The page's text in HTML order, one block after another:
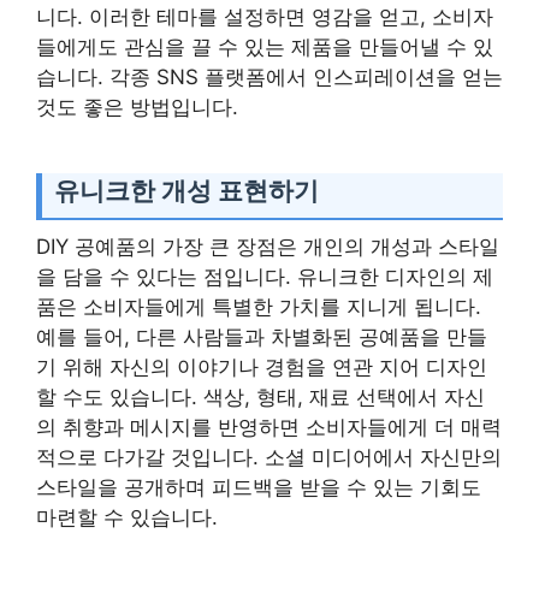
니다. 이러한 테마를 설정하면 영감을 얻고, 소비자
들에게도 관심을 끌 수 있는 제품을 만들어낼 수 있
습니다. 각종 SNS 플랫폼에서 인스피레이션을 얻는
것도 좋은 방법입니다.
유니크한 개성 표현하기
DIY 공예품의 가장 큰 장점은 개인의 개성과 스타일
을 담을 수 있다는 점입니다. 유니크한 디자인의 제
품은 소비자들에게 특별한 가치를 지니게 됩니다.
예를 들어, 다른 사람들과 차별화된 공예품을 만들
기 위해 자신의 이야기나 경험을 연관 지어 디자인
할 수도 있습니다. 색상, 형태, 재료 선택에서 자신
의 취향과 메시지를 반영하면 소비자들에게 더 매력
적으로 다가갈 것입니다. 소셜 미디어에서 자신만의
스타일을 공개하며 피드백을 받을 수 있는 기회도
마련할 수 있습니다.